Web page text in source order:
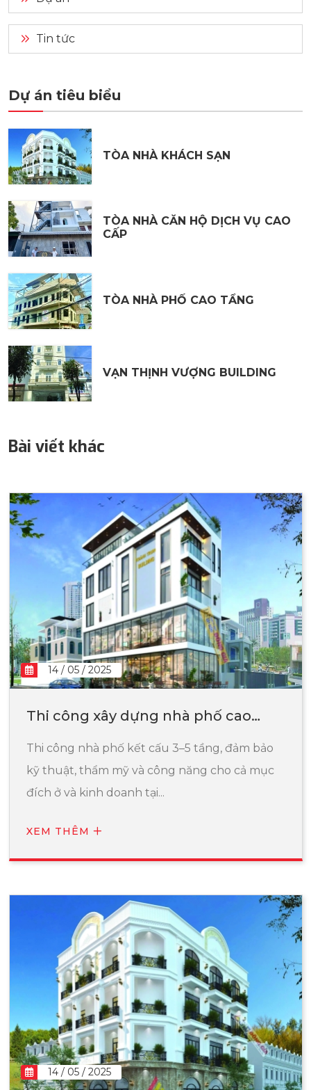
Tin tức
Dự án tiêu biểu
TÒA NHÀ KHÁCH SẠN
TÒA NHÀ CĂN HỘ DỊCH VỤ CAO
CẤP
TÒA NHÀ PHỐ CAO TẦNG
VẠN THỊNH VƯỢNG BUILDING
Bài viết khác
14 / 05 / 2025
Thi công xây dựng nhà phố cao
Thi công nhà phố kết cấu 3–5 tầng, đảm bảo
kỹ thuật, thẩm mỹ và công năng cho cả mục
đích ở và kinh doanh tại...
XEM THÊM
14 / 05 / 2025